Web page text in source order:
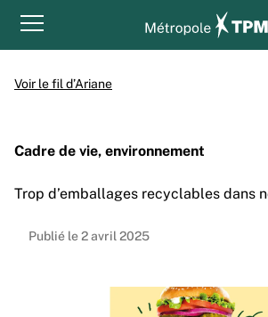
Menu principal
Voir le fil d’Ariane
Cadre de vie, environnement
Trop d’emballages recyclables dans
Publié le 2 avril 2025